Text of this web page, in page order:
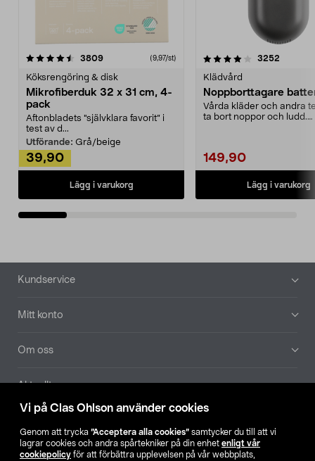
Vi på Clas Ohlson använder cookies
Genom att trycka ”Acceptera alla cookies” samtycker du till att vi
lagrar cookies och andra spårtekniker på din enhet enligt vår
cookiepolicy för att förbättra upplevelsen på vår webbplats,
3809recensioner (9,97/st)
Köksrengöring & disk
Mikrofiberduk 32 x 31 cm, 4-
pack
Aftonbladets "självklara favorit” i
test av d...
Utförande: Grå/beige
39,90
Lägg i varukorg
4.0av 5 stjärnor 3252
Klädvård
Noppborttagare
Vårda kläder och andra
ta bort noppor och ludd.
149,90
Lägg i varukorg
4.5av 5 stjärnor
Sidfot
Kundservice
Mitt konto
Om oss
Aktuellt
Hitta butik